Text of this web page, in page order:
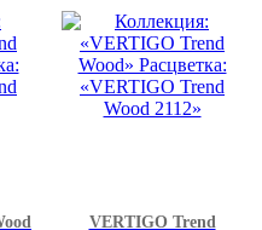
VERTIGO Trend